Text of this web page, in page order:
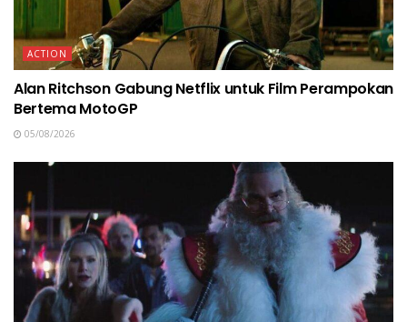
ACTION
Alan Ritchson Gabung Netflix untuk Film Perampokan
Bertema MotoGP
05/08/2026